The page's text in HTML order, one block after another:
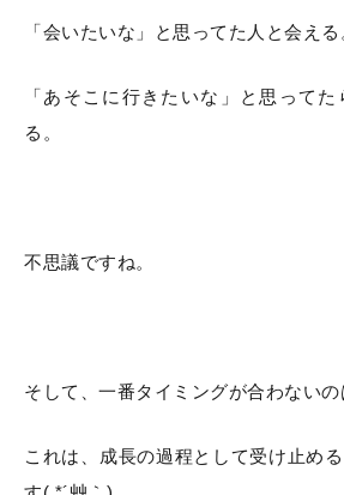
「会いたいな」と思ってた人と会える
「あそこに行きたいな」と思って
る。
不思議ですね。
そして、一番タイミングが合わない
これは、成長の過程として受け止め